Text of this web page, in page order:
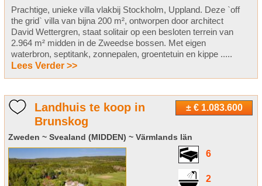
Prachtige, unieke villa vlakbij Stockholm, Uppland. Deze `off
the grid` villa van bijna 200 m², ontworpen door architect
David Wettergren, staat solitair op een besloten terrein van
2.964 m² midden in de Zweedse bossen. Met eigen
waterbron, septitank, zonnepalen, groentetuin en kippe .....
Lees Verder >>
± € 1.083.600
Landhuis te koop in
Brunskog
Zweden ~ Svealand (MIDDEN) ~ Värmlands län
6
2